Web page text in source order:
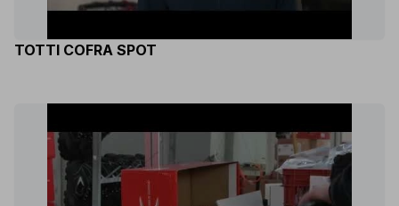
TOTTI COFRA SPOT